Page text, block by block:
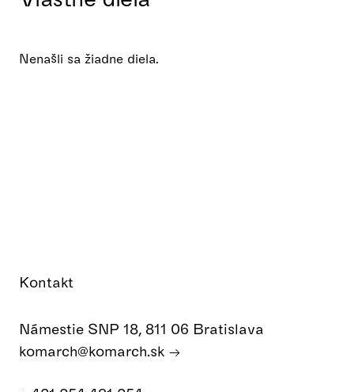
Nenašli sa žiadne diela.
Kontakt
Námestie SNP 18, 811 06 Bratislava
komarch@komarch.sk